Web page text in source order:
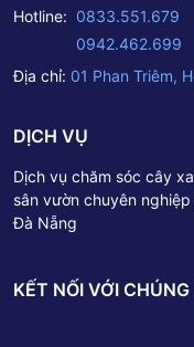
Hotline: 0833.551.679
0942.462.699
Địa chỉ: 01 Phan Triêm,
DỊCH VỤ
Dịch vụ chăm sóc cây
sân vườn chuyên
Đà Nẵng
KẾT NỐI VỚI CHÚNG